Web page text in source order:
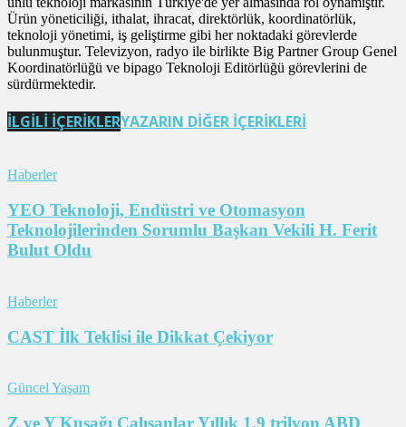
Ürün yöneticiliği, ithalat, ihracat, direktörlük, koordinatörlük,
teknoloji yönetimi, iş geliştirme gibi her noktadaki görevlerde
bulunmuştur. Televizyon, radyo ile birlikte Big Partner Group Genel
Koordinatörlüğü ve bipago Teknoloji Editörlüğü görevlerini de
sürdürmektedir.
İLGİLİ İÇERİKLERYAZARIN DİĞER İÇERİKLERİ
Haberler
YEO Teknoloji, Endüstri ve Otomasyon
Teknolojilerinden Sorumlu Başkan Vekili H. Ferit
Bulut Oldu
Haberler
CAST İlk Teklisi ile Dikkat Çekiyor
Güncel Yaşam
Z ve Y Kuşağı Çalışanlar Yıllık 1,9 trilyon ABD